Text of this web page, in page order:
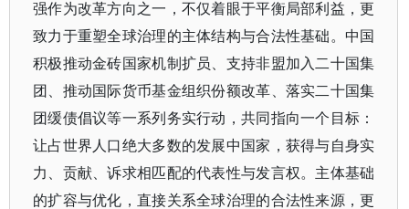
强作为改革方向之一，不仅着眼于平衡局部利益，更
致力于重塑全球治理的主体结构与合法性基础。中国
积极推动金砖国家机制扩员、支持非盟加入二十国集
团、推动国际货币基金组织份额改革、落实二十国集
团缓债倡议等一系列务实行动，共同指向一个目标：
让占世界人口绝大多数的发展中国家，获得与自身实
力、贡献、诉求相匹配的代表性与发言权。主体基础
的扩容与优化，直接关系全球治理的合法性来源，更